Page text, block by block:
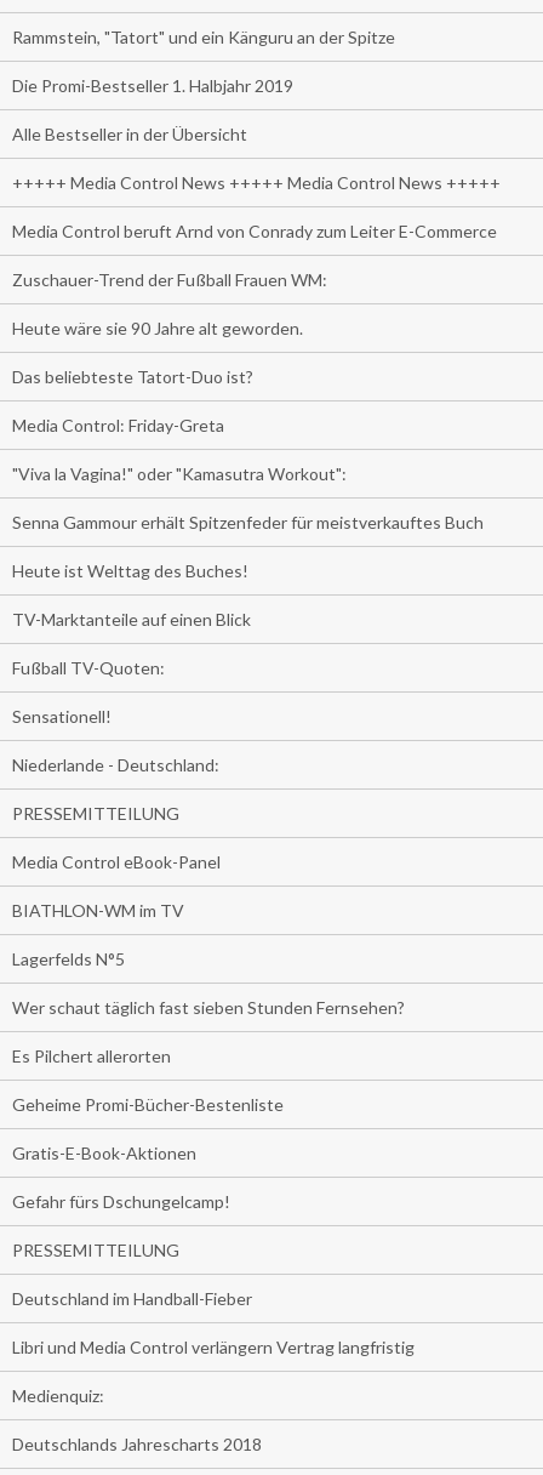
Rammstein, "Tatort" und ein Känguru an der Spitze
Die Promi-Bestseller 1. Halbjahr 2019
Alle Bestseller in der Übersicht
+++++ Media Control News +++++ Media Control News +++++
Media Control beruft Arnd von Conrady zum Leiter E-Commerce
Zuschauer-Trend der Fußball Frauen WM:
Heute wäre sie 90 Jahre alt geworden.
Das beliebteste Tatort-Duo ist?
Media Control: Friday-Greta
"Viva la Vagina!" oder "Kamasutra Workout":
Senna Gammour erhält Spitzenfeder für meistverkauftes Buch
Heute ist Welttag des Buches!
TV-Marktanteile auf einen Blick
Fußball TV-Quoten:
Sensationell!
Niederlande - Deutschland:
PRESSEMITTEILUNG
Media Control eBook-Panel
BIATHLON-WM im TV
Lagerfelds N°5
Wer schaut täglich fast sieben Stunden Fernsehen?
Es Pilchert allerorten
Geheime Promi-Bücher-Bestenliste
Gratis-E-Book-Aktionen
Gefahr fürs Dschungelcamp!
PRESSEMITTEILUNG
Deutschland im Handball-Fieber
Libri und Media Control verlängern Vertrag langfristig
Medienquiz:
Deutschlands Jahrescharts 2018